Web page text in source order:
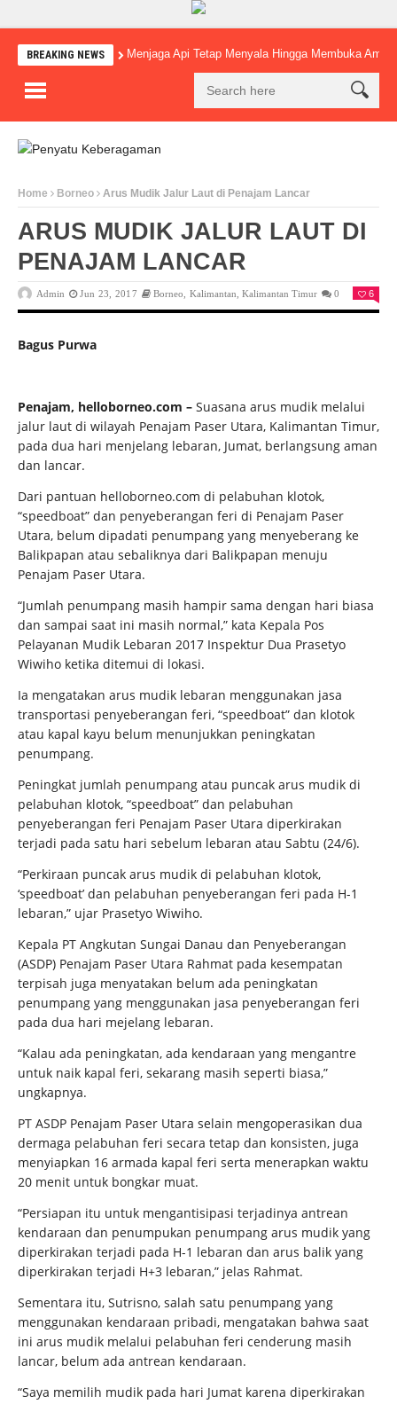
BREAKING NEWS Menjaga Api Tetap Menyala Hingga Membuka
Home Borneo Arus Mudik Jalur Laut di Penajam Lancar
ARUS MUDIK JALUR LAUT DI
PENAJAM LANCAR
Admin Jun 23, 2017 Borneo Kalimantan ,Kalimantan Timur 0 6
Bagus Purwa
Penajam, helloborneo.com – Suasana arus mudik melalui
jalur laut di wilayah Penajam Paser Utara, Kalimantan Timur,
pada dua hari menjelang lebaran, Jumat, berlangsung aman
dan lancar.
Dari pantuan helloborneo.com di pelabuhan klotok,
“speedboat” dan penyeberangan feri di Penajam Paser
Utara, belum dipadati penumpang yang menyeberang ke
Balikpapan atau sebaliknya dari Balikpapan menuju
Penajam Paser Utara.
“Jumlah penumpang masih hampir sama dengan hari biasa
dan sampai saat ini masih normal,” kata Kepala Pos
Pelayanan Mudik Lebaran 2017 Inspektur Dua Prasetyo
Wiwiho ketika ditemui di lokasi.
Ia mengatakan arus mudik lebaran menggunakan jasa
transportasi penyeberangan feri, “speedboat” dan klotok
atau kapal kayu belum menunjukkan peningkatan
penumpang.
Peningkat jumlah penumpang atau puncak arus mudik di
pelabuhan klotok, “speedboat” dan pelabuhan
penyeberangan feri Penajam Paser Utara diperkirakan
terjadi pada satu hari sebelum lebaran atau Sabtu (24/6).
“Perkiraan puncak arus mudik di pelabuhan klotok,
‘speedboat’ dan pelabuhan penyeberangan feri pada H-1
lebaran,” ujar Prasetyo Wiwiho.
Kepala PT Angkutan Sungai Danau dan Penyeberangan
(ASDP) Penajam Paser Utara Rahmat pada kesempatan
terpisah juga menyatakan belum ada peningkatan
penumpang yang menggunakan jasa penyeberangan feri
pada dua hari mejelang lebaran.
“Kalau ada peningkatan, ada kendaraan yang mengantre
untuk naik kapal feri, sekarang masih seperti biasa,”
ungkapnya.
PT ASDP Penajam Paser Utara selain mengoperasikan dua
dermaga pelabuhan feri secara tetap dan konsisten, juga
menyiapkan 16 armada kapal feri serta menerapkan waktu
20 menit untuk bongkar muat.
“Persiapan itu untuk mengantisipasi terjadinya antrean
kendaraan dan penumpukan penumpang arus mudik yang
diperkirakan terjadi pada H-1 lebaran dan arus balik yang
diperkirakan terjadi H+3 lebaran,” jelas Rahmat.
Sementara itu, Sutrisno, salah satu penumpang yang
menggunakan kendaraan pribadi, mengatakan bahwa saat
ini arus mudik melalui pelabuhan feri cenderung masih
lancar, belum ada antrean kendaraan.
“Saya memilih mudik pada hari Jumat karena diperkirakan